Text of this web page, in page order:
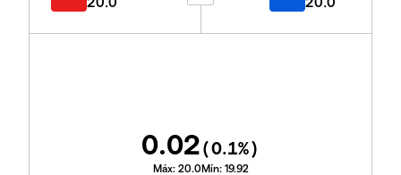
0.02(0.1%)
Máx: 20.0Mín: 19.92